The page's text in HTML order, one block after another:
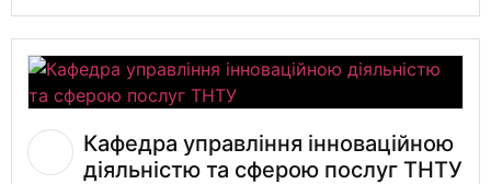
Кафедра управління інноваційною
діяльністю та сферою послуг ТНТУ